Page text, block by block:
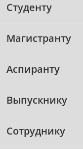
Студенту
Магистранту
Аспиранту
Выпускнику
Сотруднику